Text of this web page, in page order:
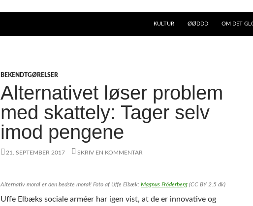
KULTUR ØØDDD OM DET
BEKENDTGØRELSER
Alternativet løser problem
med skattely: Tager selv
imod pengene
21. SEPTEMBER 2017 SKRIV EN KOMMENTAR
Alternativ moral er den bedste moral! Foto af Uffe Elbæk: Magnus Fröderberg (CC BY 2.5 dk)
Uffe Elbæks sociale arméer har igen vist, at de er innovative og